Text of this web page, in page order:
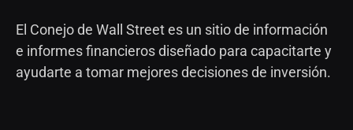
El Conejo de Wall Street es un sitio de información
e informes financieros diseñado para capacitarte y
ayudarte a tomar mejores decisiones de inversión.